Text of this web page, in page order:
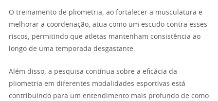
O treinamento de pliometria, ao fortalecer a musculatura e
melhorar a coordenação, atua como um escudo contra esses
riscos, permitindo que atletas mantenham consistência ao
longo de uma temporada desgastante.
Além disso, a pesquisa contínua sobre a eficácia da
pliometria em diferentes modalidades esportivas está
contribuindo para um entendimento mais profundo de como